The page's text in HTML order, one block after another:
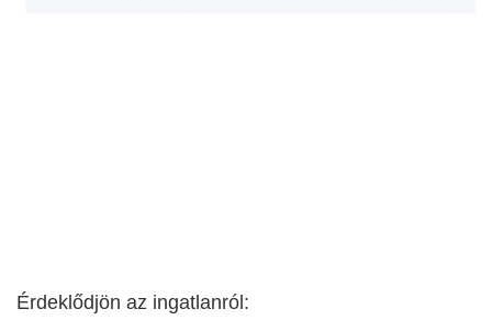
Érdeklődjön az ingatlanról: